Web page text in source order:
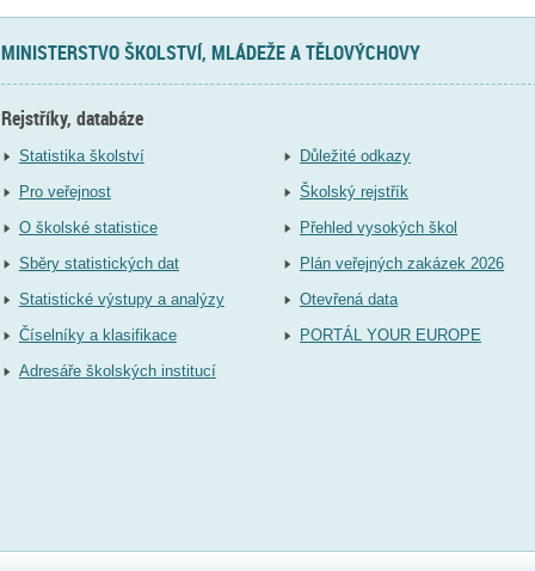
MINISTERSTVO ŠKOLSTVÍ, MLÁDEŽE A TĚLOVÝCHOVY
Rejstříky, databáze
Statistika školství
Pro veřejnost
O školské statistice
Sběry statistických dat
Statistické výstupy a analýzy
Číselníky a klasifikace
Adresáře školských institucí
Důležité odkazy
Školský rejstřík
Přehled vysokých škol
Plán veřejných zakázek 2026
Otevřená data
PORTÁL YOUR EUROPE